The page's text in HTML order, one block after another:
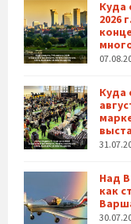
Куда
2026
Куда
Над
как